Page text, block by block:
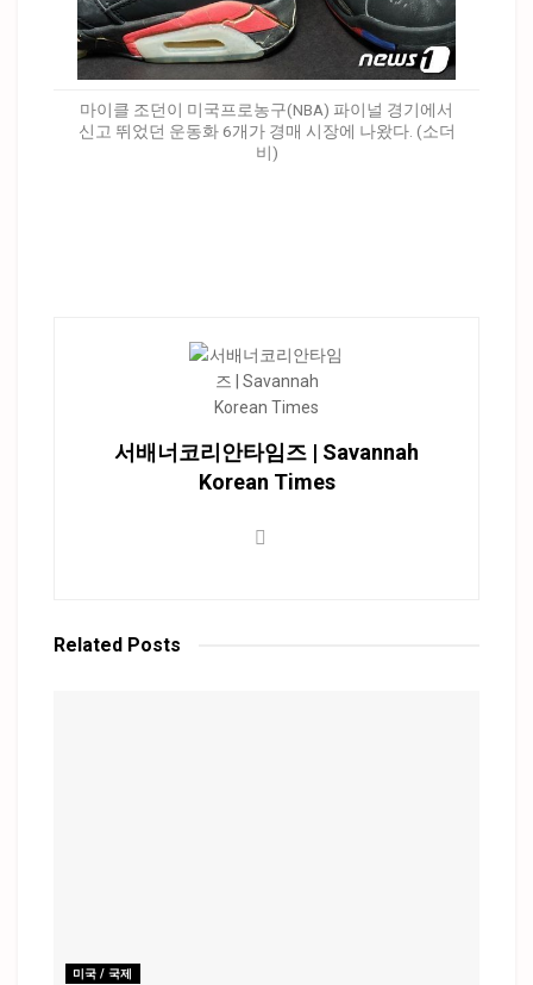
마이클 조던이 미국프로농구(NBA) 파이널 경기에서
신고 뛰었던 운동화 6개가 경매 시장에 나왔다. (소더
비)
서배너코리안타임즈 | Savannah
Korean Times
Related Posts
미국 / 국제